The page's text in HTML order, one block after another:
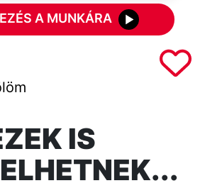
A MUNKÁRA
IS